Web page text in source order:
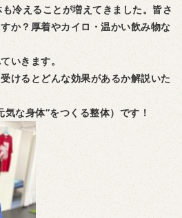
冷えることが増えてきました。皆さ
か？厚着やカイロ・温かい飲み物な
いきます。
けるとどんな効果があるか解説いた
な身体”をつくる整体）です！